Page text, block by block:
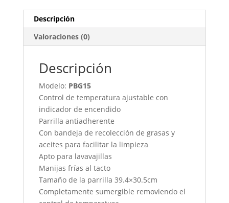
Descripción
Valoraciones (0)
Descripción
Modelo: PBG15
Control de temperatura ajustable con
indicador de encendido
Parrilla antiadherente
Con bandeja de recolección de grasas y
aceites para facilitar la limpieza
Apto para lavavajillas
Manijas frías al tacto
Tamaño de la parrilla 39.4×30.5cm
Completamente sumergible removiendo el